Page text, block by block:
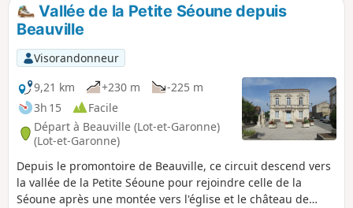
Vallée de la Petite Séoune depuis
Beauville
Visorandonneur
9,21 km
+230 m
-225 m
3h 15
Facile
Départ à Beauville (Lot-et-Garonne)
(Lot-et-Garonne)
Depuis le promontoire de Beauville, ce circuit descend vers
la vallée de la Petite Séoune pour rejoindre celle de la
Séoune après une montée vers l'église et le château de